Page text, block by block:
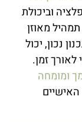
וביכולת
מאוזן
נכון, יכול
לאורך זמן.
ומומחה